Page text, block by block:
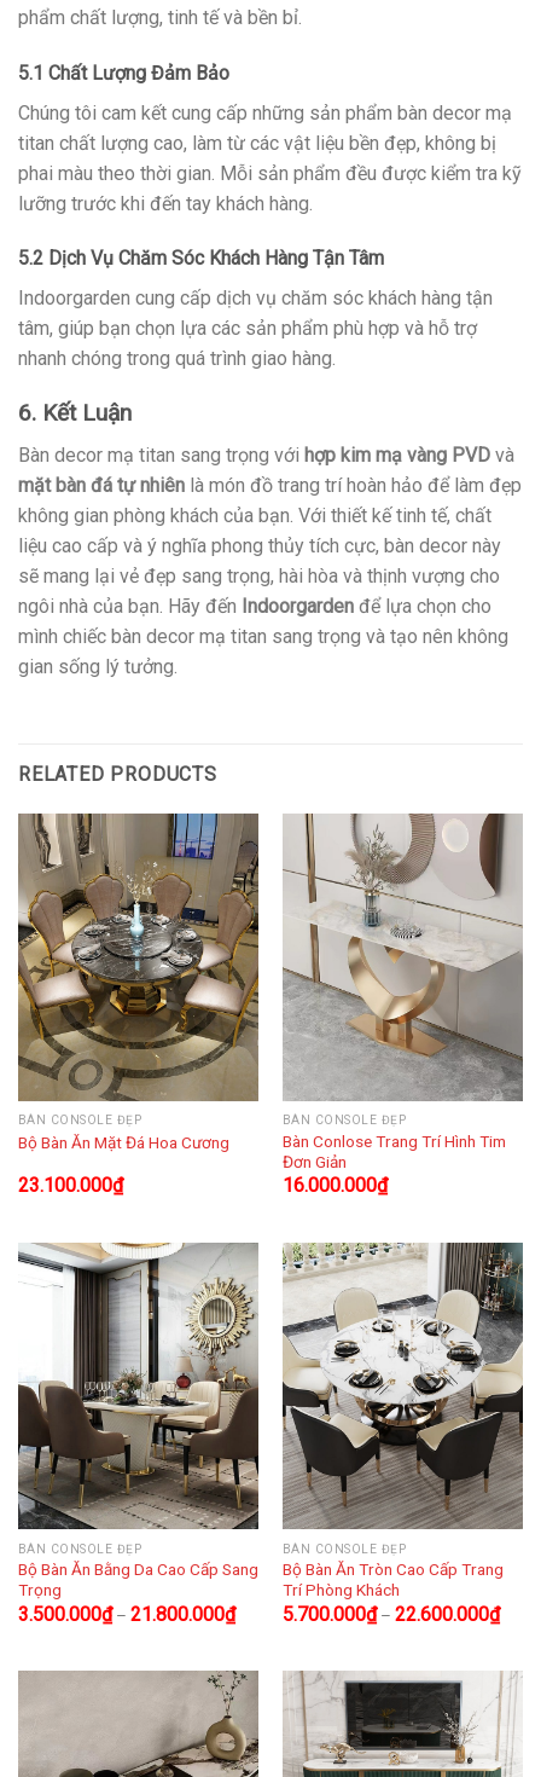
phẩm chất lượng, tinh tế và bền bỉ.
5.1 Chất Lượng Đảm Bảo
Chúng tôi cam kết cung cấp những sản phẩm bàn decor mạ
titan chất lượng cao, làm từ các vật liệu bền đẹp, không bị
phai màu theo thời gian. Mỗi sản phẩm đều được kiểm tra kỹ
lưỡng trước khi đến tay khách hàng.
5.2 Dịch Vụ Chăm Sóc Khách Hàng Tận Tâm
Indoorgarden cung cấp dịch vụ chăm sóc khách hàng tận
tâm, giúp bạn chọn lựa các sản phẩm phù hợp và hỗ trợ
nhanh chóng trong quá trình giao hàng.
6. Kết Luận
Bàn decor mạ titan sang trọng với hợp kim mạ vàng PVD và
mặt bàn đá tự nhiên là món đồ trang trí hoàn hảo để làm đẹp
không gian phòng khách của bạn. Với thiết kế tinh tế, chất
liệu cao cấp và ý nghĩa phong thủy tích cực, bàn decor này
sẽ mang lại vẻ đẹp sang trọng, hài hòa và thịnh vượng cho
ngôi nhà của bạn. Hãy đến Indoorgarden để lựa chọn cho
mình chiếc bàn decor mạ titan sang trọng và tạo nên không
gian sống lý tưởng.
RELATED PRODUCTS
BÀN CONSOLE ĐẸP
Bộ Bàn Ăn Mặt Đá Hoa Cương
23.100.000₫
BÀN CONSOLE ĐẸP
Bàn Conlose Trang Trí Hình Tim
Đơn Giản
16.000.000₫
BÀN CONSOLE ĐẸP
Bộ Bàn Ăn Bằng Da Cao Cấp Sang
Trọng
3.500.000₫– 21.800.000₫
BÀN CONSOLE ĐẸP
Bộ Bàn Ăn Tròn Cao Cấp Trang
Trí Phòng Khách
5.700.000₫– 22.600.000₫